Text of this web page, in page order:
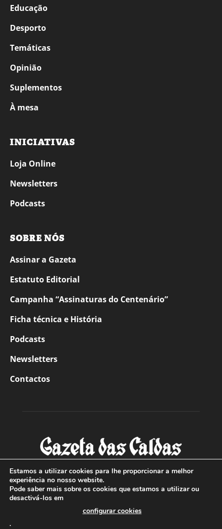
Educação
Desporto
Temáticas
Opinião
Suplementos
À mesa
INICIATIVAS
Loja Online
Newsletters
Podcasts
SOBRE NÓS
Assinar a Gazeta
Estatuto Editorial
Campanha “Assinaturas do Centenário”
Ficha técnica e História
Podcasts
Newsletters
Contactos
SOBRE NÓS
Com sede nas Caldas da Rainha e mais de 90 anos de
Estamos a utilizar cookies para lhe proporcionar a melhor
experiência no nosso website.
Pode saber mais sobre os cookies que estamos a utilizar ou
desactivá-los em
configurar cookies
.